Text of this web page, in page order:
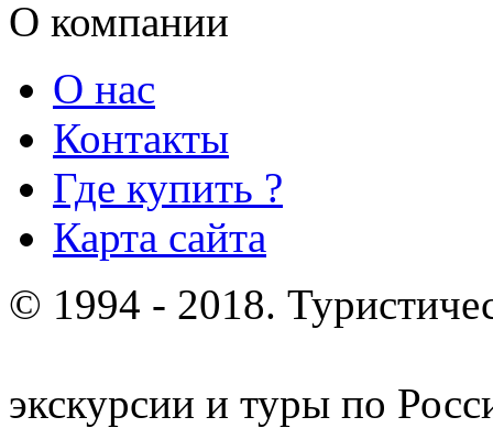
О компании
О нас
Контакты
Где купить ?
Карта сайта
© 1994 - 2018.
экскурсии и туры по